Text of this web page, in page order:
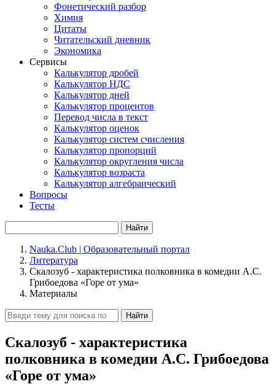
Фонетический разбор
Химия
Цитаты
Читательский дневник
Экономика
Сервисы
Калькулятор дробей
Калькулятор НДС
Калькулятор дней
Калькулятор процентов
Перевод числа в текст
Калькулятор оценок
Калькулятор систем счисления
Калькулятор пропорций
Калькулятор округления числа
Калькулятор возраста
Калькулятор алгебраический
Вопросы
Тесты
Найти
Nauka.Club | Образовательный портал
Литература
Скалозуб - характеристика полковника в комедии А.С.
Грибоедова «Горе от ума»
Материалы
Найти
Скалозуб - характеристика
полковника в комедии А.С. Грибоедова
«Горе от ума»